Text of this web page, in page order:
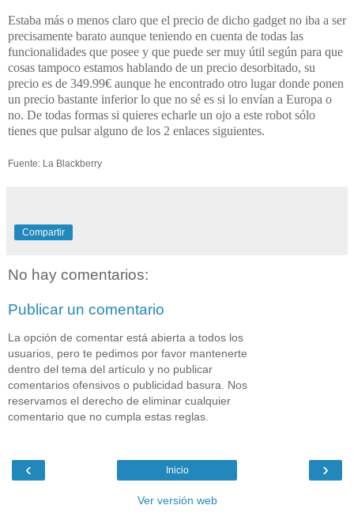
Estaba más o menos claro que el precio de dicho gadget no iba a ser
precisamente barato aunque teniendo en cuenta de todas las
funcionalidades que posee y que puede ser muy útil según para que
cosas tampoco estamos hablando de un precio desorbitado, su
precio es de 349.99€ aunque he encontrado otro lugar donde ponen
un precio bastante inferior lo que no sé es si lo envían a Europa o
no. De todas formas si quieres echarle un ojo a este robot sólo
tienes que pulsar alguno de los 2 enlaces siguientes.
Fuente: La Blackberry
Compartir
No hay comentarios:
Publicar un comentario
La opción de comentar está abierta a todos los
usuarios, pero te pedimos por favor mantenerte
dentro del tema del artículo y no publicar
comentarios ofensivos o publicidad basura. Nos
reservamos el derecho de eliminar cualquier
comentario que no cumpla estas reglas.
‹ ›
Inicio
Ver versión web